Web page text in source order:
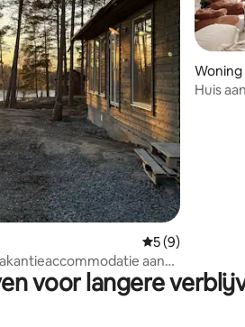
4,88 op 5, 226 recensies
Gemiddelde
5 (9)
aan
hele jaar door
Woning
Huis
voor langere